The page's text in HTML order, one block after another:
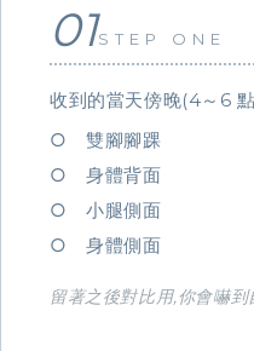
01STEP ONE
收到的當天傍晚(4～6
○ 雙腳腳踝
○ 身體背面
○ 小腿側面
○ 身體側面
留著之後對比用,你會嚇到